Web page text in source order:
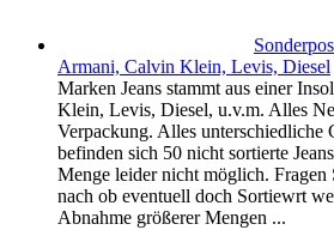
Armani, Calvin Klein, Levis, Diesel
Marken Jeans stammt aus einer
Klein, Levis, Diesel, u.v.m. Alles
Verpackung. Alles unterschiedliche
befinden sich 50 nicht sortierte
Menge leider nicht möglich. Fragen
nach ob eventuell doch Sortiewrt
Abnahme größerer Mengen ...